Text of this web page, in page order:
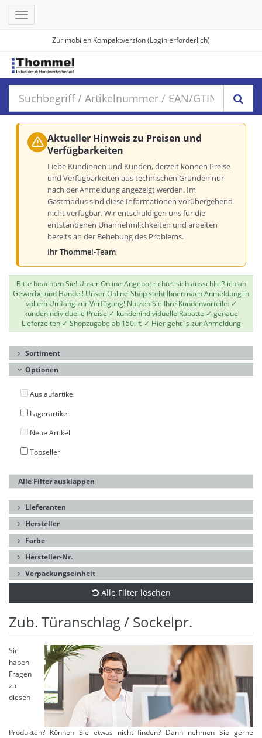
Zur mobilen Kompaktversion (Login erforderlich)
Toggle
navigation
Aktueller Hinweis zu Preisen und
Verfügbarkeiten
Liebe Kundinnen und Kunden, derzeit können Preise
und Verfügbarkeiten aus technischen Gründen nur
nach der Anmeldung angezeigt werden. Im
Gastmodus sind diese Informationen vorübergehend
nicht verfügbar. Wir entschuldigen uns für die
entstandenen Unannehmlichkeiten und arbeiten
bereits an der Behebung des Problems.
Ihr Thommel-Team
Bitte beachten Sie! Unser Online-Angebot richtet sich ausschließlich an
Gewerbe und Handel! Unser Online-Shop steht Ihnen nach Anmeldung in
vollem Umfang zur Verfügung! Nutzen Sie Ihre Kundenvorteile: ✓
kundenindividuelle Preise ✓ kundenindividuelle Rabatte ✓ genaue
Lieferzeiten ✓ Shopzugabe ab 150,-€ ✓ Hier geht`s zur Anmeldung
Sortiment
Optionen
Auslaufartikel
Lagerartikel
Neue Artikel
Topseller
Alle Filter ausklappen
Lieferanten
Hersteller
Farbe
Hersteller-Nr.
Verpackungseinheit
Alle Filter löschen
Zub. Türanschlag / Sockelpr.
Sie
haben
Fragen
zu
diesen
Produkten? Können Sie etwas nicht finden? Dann nehmen Sie gerne